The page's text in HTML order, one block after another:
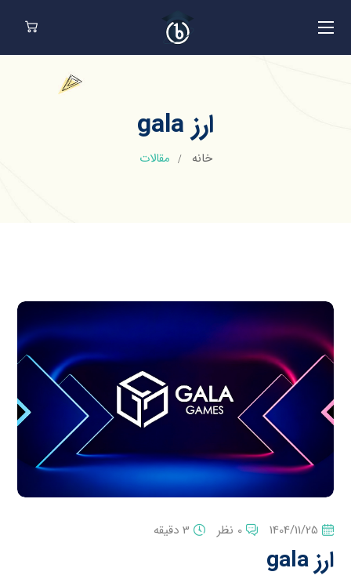
ارز gala
خانه مقالات
1404/11/25 0 نظر 3 دقیقه
ارز gala